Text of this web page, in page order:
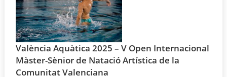
València Aquàtica 2025 – V Open Internacional
Màster-Sènior de Natació Artística de la
Comunitat Valenciana